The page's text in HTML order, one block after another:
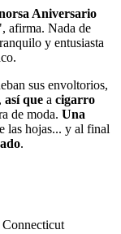
Aniversario
afirma. Nada de
y entusiasta
sus envoltorios,
así que a cigarro
de moda. Una
las hojas... y al final
.